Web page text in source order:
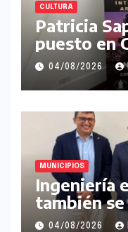
CULTURA
Patricia
puesto en
Plásticas
04/08/2026
MUNICIPIOS
Ingeniería
también
UNLaM
04/08/2026